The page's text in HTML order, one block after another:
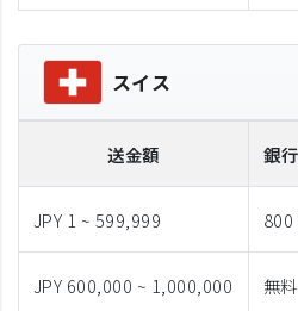
スイス
送金額 銀
JPY 1 ~ 599,999 800
JPY 600,000 ~ 1,000,000 無料